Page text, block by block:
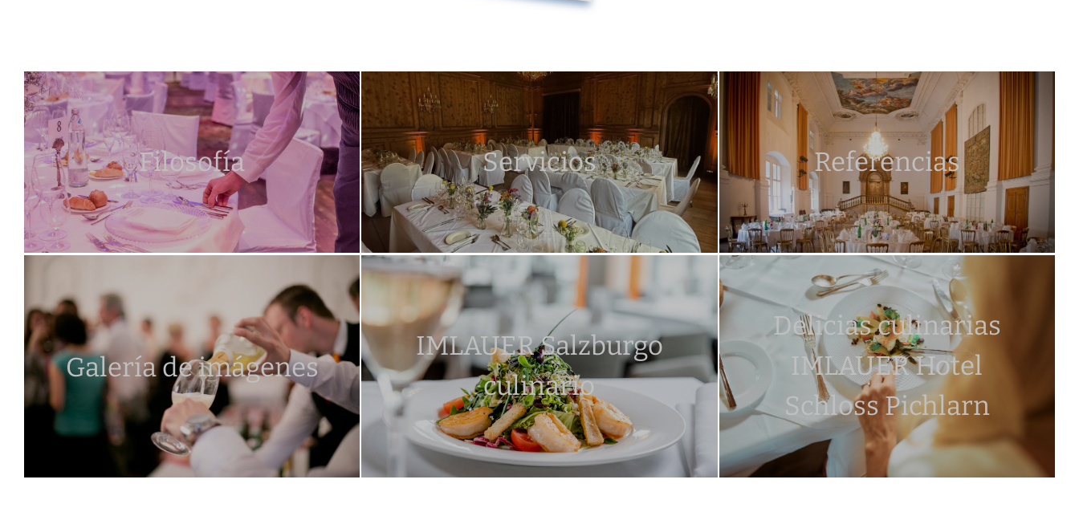
Filosofía Servicios Referencias
Galería de imágenes
IMLAUER Salzburgo
culinario
Delicias culinarias
IMLAUER Hotel
Schloss Pichlarn